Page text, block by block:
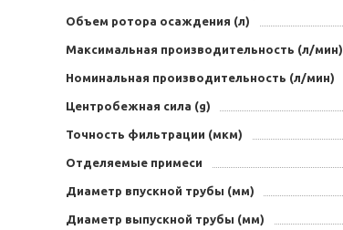
Объем ротора осаждения (л)
Максимальная производительность (л/мин)
Номинальная производительность (л/мин)
Центробежная сила (g)
Точность фильтрации (мкм)
Отделяемые примеси
Диаметр впускной трубы (мм)
Диаметр выпускной трубы (мм)